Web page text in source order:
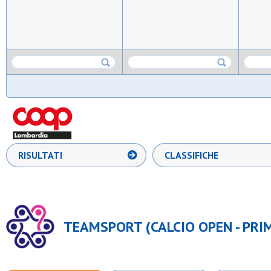
RISULTATI CLASSIFICHE
TEAMSPORT (CALCIO OPEN -